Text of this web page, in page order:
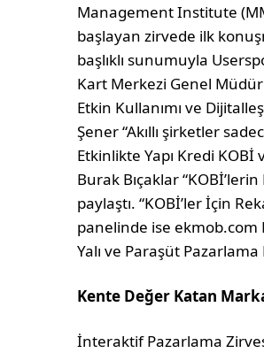
Management Institute
başlayan zirvede ilk
başlıklı sunumuyla
Kart Merkezi Genel Müdür
Etkin Kullanımı ve
Şener “Akıllı şirketler
Etkinlikte Yapı Kredi
Burak Bıçaklar
paylaştı. “KOBİ’ler İçin
panelinde ise ekmob.com
Yalı ve Paraşüt
Kente Değer Katan
İnteraktif Pazarlama